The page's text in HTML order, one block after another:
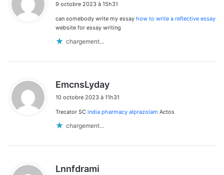
t
:
9 octobre 2023 à 15h31
can somebody write my essay how to write a reflective essay
website for essay writing
chargement…
EmcnsLyday
t
10 octobre 2023 à 11h31
Trecator SC india pharmacy alprazolam Actos
chargement…
Lnnfdrami